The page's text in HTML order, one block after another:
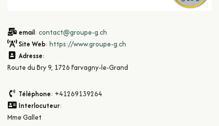
email: contact@groupe-g.ch
Site Web: https://www.groupe-g.ch
Adresse:
Route du Bry 9, 1726 Farvagny-le-Grand
Téléphone: +41269139264
Interlocuteur:
Mme Gallet